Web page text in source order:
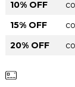
10% OFF
15% OFF
20% OFF